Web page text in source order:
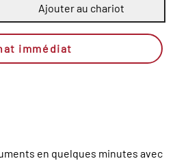
Ajouter au chariot
immédiat
en quelques minutes avec